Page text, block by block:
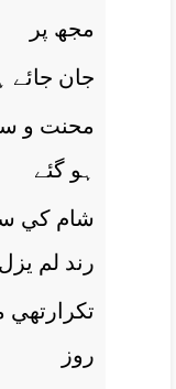
مجھ پر
جان
محنت و
ہو گئے
شام کي
رند لم يزل
تکرارتھي
روز